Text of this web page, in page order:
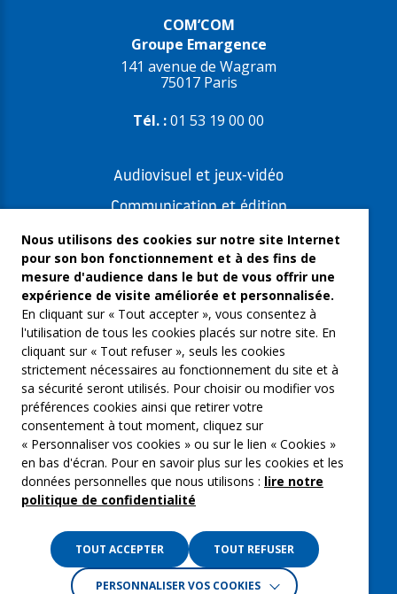
COM’COM
Groupe Emargence
141 avenue de Wagram
75017 Paris
Tél. :01 53 19 00 00
Audiovisuel et jeux-vidéo
Communication et édition
Freelances et artistes-auteurs
Musique et spectacles
Qui sommes-nous ?
Groupe Emargence
C’moi le chef
Actualités
Contactez nous
Mentions légales
Gestion des cookies
Crédits :La Jungle
Nous utilisons des cookies sur notre site Internet
pour son bon fonctionnement et à des fins de
mesure d'audience dans le but de vous offrir une
expérience de visite améliorée et personnalisée.
En cliquant sur « Tout accepter », vous consentez à
l'utilisation de tous les cookies placés sur notre site. En
cliquant sur « Tout refuser », seuls les cookies
strictement nécessaires au fonctionnement du site et à
sa sécurité seront utilisés. Pour choisir ou modifier vos
préférences cookies ainsi que retirer votre
consentement à tout moment, cliquez sur
« Personnaliser vos cookies » ou sur le lien « Cookies »
en bas d'écran. Pour en savoir plus sur les cookies et les
données personnelles que nous utilisons : lire notre
politique de confidentialité
TOUT ACCEPTER TOUT REFUSER
PERSONNALISER VOS COOKIES